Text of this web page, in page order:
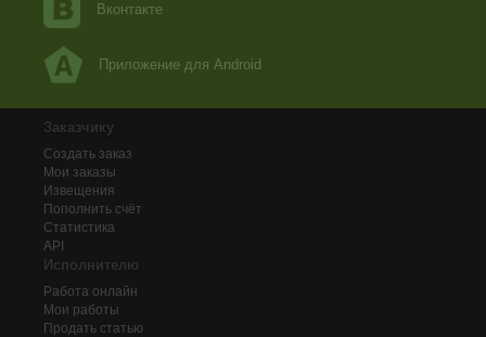
Вконтакте
Приложение для Android
Заказчику
Создать заказ
Мои заказы
Извещения
Пополнить счёт
Статистика
API
Исполнителю
Работа онлайн
Мои работы
Продать статью